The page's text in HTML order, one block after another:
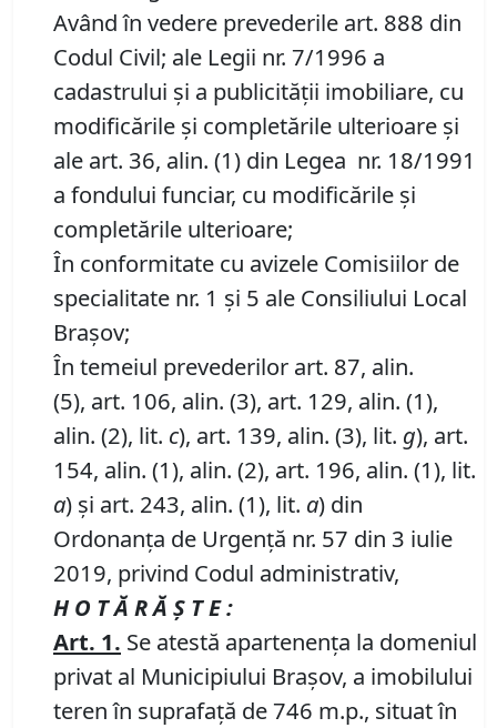
Având în vedere prevederile art. 888 din
Codul Civil; ale Legii nr. 7/1996 a
cadastrului și a publicității imobiliare, cu
modificările și completările ulterioare și
ale art. 36, alin. (1) din Legea nr. 18/1991
a fondului funciar, cu modificările și
completările ulterioare;
În conformitate cu avizele Comisiilor de
specialitate nr. 1 și 5 ale Consiliului Local
Brașov;
În temeiul prevederilor art. 87, alin.
(5), art. 106, alin. (3), art. 129, alin. (1),
alin. (2), lit. c), art. 139, alin. (3), lit. g), art.
154, alin. (1), alin. (2), art. 196, alin. (1), lit.
a) și art. 243, alin. (1), lit. a) din
Ordonanța de Urgență nr. 57 din 3 iulie
2019, privind Codul administrativ,
H O T Ă R Ă Ş T E :
Art. 1. Se atestă apartenența la domeniul
privat al Municipiului Brașov, a imobilului
teren în suprafață de 746 m.p., situat în